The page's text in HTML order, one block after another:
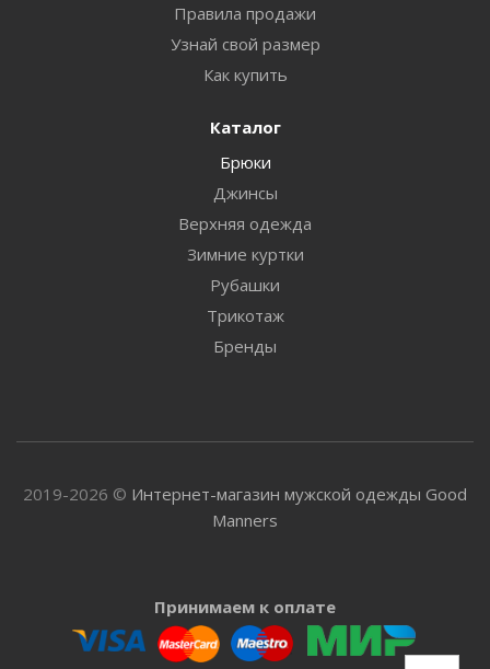
Правила продажи
Узнай свой размер
Как купить
Каталог
Брюки
Джинсы
Верхняя одежда
Зимние куртки
Рубашки
Трикотаж
Бренды
2019-2026 © Интернет-магазин мужской одежды Good
Manners
Принимаем к оплате